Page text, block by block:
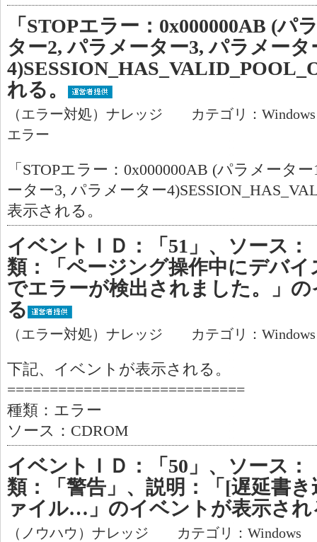
「STOPエラー：0x000000AB (パ
ター2, パラメーター3, パラメータ
れる。
（エラー対処）ナレッジ カテゴリ：
エラー
「STOPエラー：0x000000AB (パラメータ
ーター3, パラメーター
表示される。
イベントＩＤ：「51」、ソース：
類：「ページング操作中にデバイ
でエラーが検出されました。」
る
（エラー対処）ナレッジ カテゴリ：
下記、イベントが表示される。
============================
種類：エラー
ソース：CDROM
イベントＩＤ：「50」、ソース：
類：「警告」、説明：「[遅延書
ァイル…」のイベントが表示され
（ノウハウ）ナレッジ カテゴリ：Windows